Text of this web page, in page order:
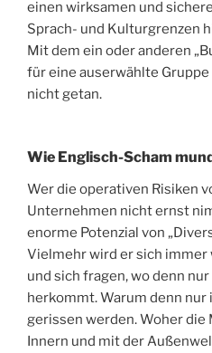
einen wirksamen und
Sprach- und Kulturgrenzen
Mit dem ein oder anderen
für eine auserwählte
nicht getan.
Wie Englisch-Scham
Wer die operativen Risiken
Unternehmen nicht ernst
enorme Potenzial von
Vielmehr wird er sich immer
und sich fragen, wo denn
herkommt. Warum denn
gerissen werden. Woher
Innern und mit der